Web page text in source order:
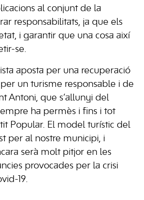
al conjunt de la
responsabilitats, ja que els
i garantir que una cosa així
se.
aposta per una recuperació
un turisme responsable i de
Antoni, que s’allunyi del
ha permès i fins i tot
Popular. El model turístic del
per al nostre municipi, i
serà molt pitjor en les
provocades per la crisi
19.